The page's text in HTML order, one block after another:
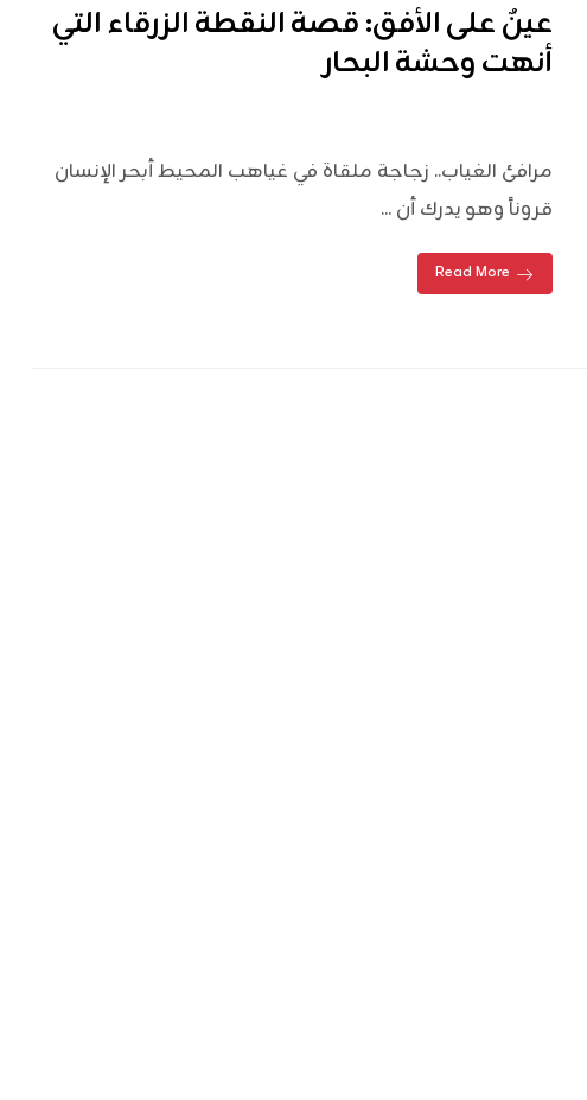
عينٌ على الأفق: قصة النقطة الزرقاء التي
أنهت وحشة البحار
مرافئ الغياب.. زجاجة ملقاة في غياهب المحيط أبحر الإنسان
قروناً وهو يدرك أن ...
Read More